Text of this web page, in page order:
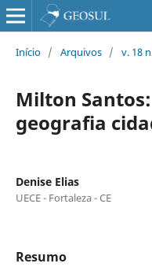
Início / Arquivos / v. 18
Milton
geografia
Denise Elias
UECE - Fortaleza - CE
Resumo